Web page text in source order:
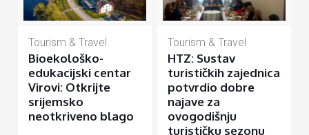
Tourism & Travel
Bioekološko-
edukacijski centar
Virovi: Otkrijte
srijemsko
neotkriveno blago
Tourism & Travel
HTZ: Sustav
turističkih zajednica
potvrdio dobre
najave za
ovogodišnju
turističku sezonu